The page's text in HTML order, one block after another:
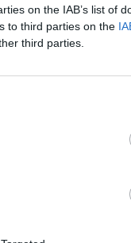
on the IAB’s list of
to third parties on the
third parties.
Italiache, da
dietro il successo di